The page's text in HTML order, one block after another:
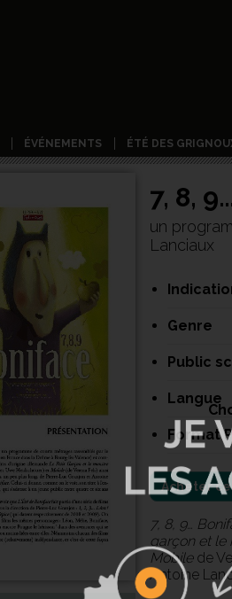
ÉVÉNEMENTS ÉTÉ DES
7, 8,
un
Lanciaux
Genre
Public
Langue
Format
7, 8, 9…
garçon et le
Mobilede
Antoine